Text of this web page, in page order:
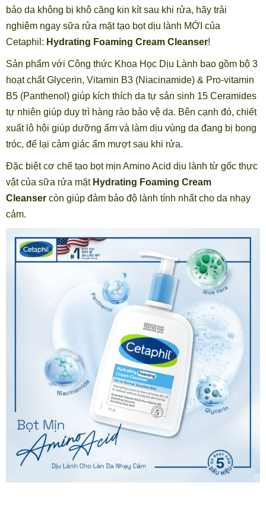
bảo da không bị khô căng kin kít sau khi rửa, hãy trải
nghiệm ngay sữa rửa mặt tạo bọt dịu lành MỚI của
Cetaphil: Hydrating Foaming Cream Cleanser!
Sản phẩm với Công thức Khoa Học Dịu Lành bao gồm bộ 3
hoạt chất Glycerin, Vitamin B3 (Niacinamide) & Pro-vitamin
B5 (Panthenol) giúp kích thích da tự sản sinh 15 Ceramides
tự nhiên giúp duy trì hàng rào bảo vệ da. Bên cạnh đó, chiết
xuất lô hội giúp dưỡng ẩm và làm dịu vùng da đang bị bong
tróc, để lại cảm giác ẩm mượt sau khi rửa.
Đặc biệt cơ chế tạo bọt mịn Amino Acid dịu lành từ gốc thực
vật của sữa rửa mặt Hydrating Foaming Cream
Cleanser còn giúp đảm bảo độ lành tính nhất cho da nhạy
cảm.